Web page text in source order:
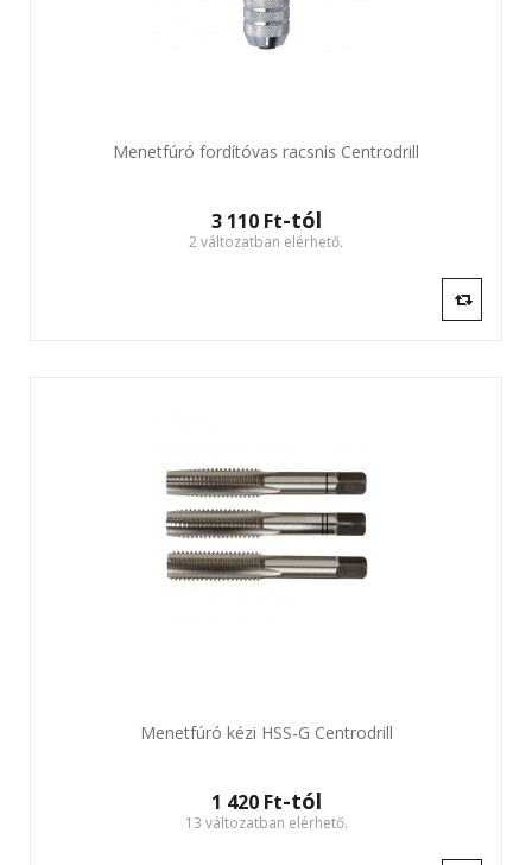
Menetfúró fordítóvas racsnis Centrodrill
3 110 Ft‎-tól
2 változatban elérhető.
Menetfúró kézi HSS-G Centrodrill
1 420 Ft‎-tól
13 változatban elérhető.